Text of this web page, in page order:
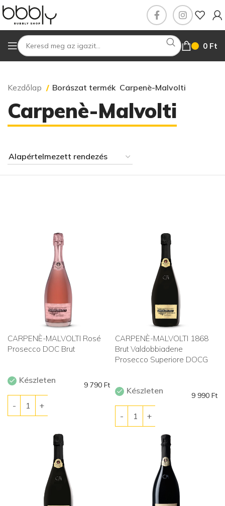
0 Ft
Kezdőlap Borászat termék Carpenè-Malvolti
Carpenè-Malvolti
CARPENÈ-MALVOLTI Rosé
Prosecco DOC Brut
Készleten 9 790 Ft
CARPENÈ-MALVOLTI 1868
Brut Valdobbiadene
Prosecco Superiore DOCG
Készleten 9 990 Ft